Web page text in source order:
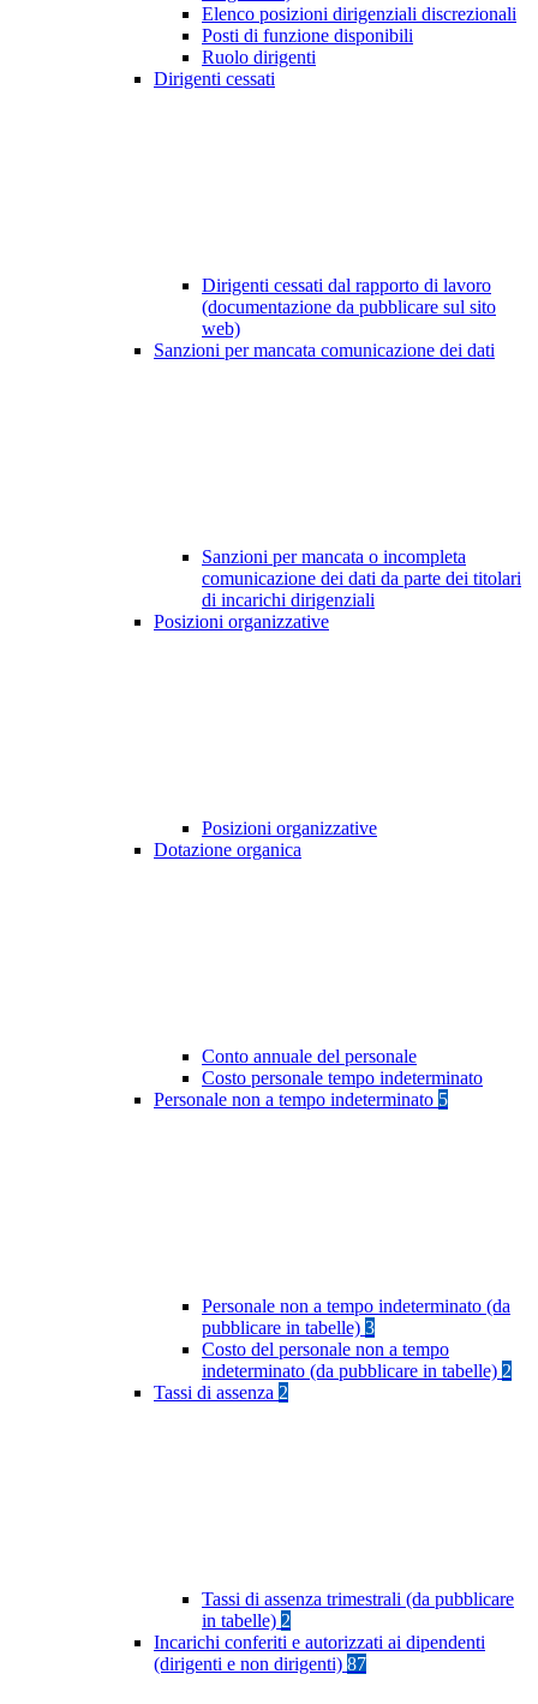
Elenco posizioni dirigenziali discrezionali
Posti di funzione disponibili
Ruolo dirigenti
Dirigenti cessati
Dirigenti cessati dal rapporto di lavoro
(documentazione da pubblicare sul sito
web)
Sanzioni per mancata comunicazione dei dati
Sanzioni per mancata o incompleta
comunicazione dei dati da parte dei titolari
di incarichi dirigenziali
Posizioni organizzative
Posizioni organizzative
Dotazione organica
Conto annuale del personale
Costo personale tempo indeterminato
Personale non a tempo indeterminato 5
Personale non a tempo indeterminato (da
pubblicare in tabelle) 3
Costo del personale non a tempo
indeterminato (da pubblicare in tabelle) 2
Tassi di assenza 2
Tassi di assenza trimestrali (da pubblicare
in tabelle) 2
Incarichi conferiti e autorizzati ai dipendenti
(dirigenti e non dirigenti) 87